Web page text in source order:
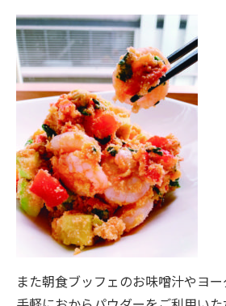
また朝食ブッフェのお味噌汁やヨ